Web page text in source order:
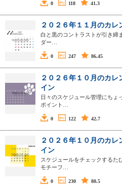
0 118 41.3
２０２６年１１月のカ
白と黒のコントラストが引き締
ダー…
0 247 86.45
２０２６年１０月のカ
イン
日々のスケジュール管理にちょ
ポイント…
0 122 42.7
２０２６年１０月のカ
イン
スケジュールをチェックするた
モチーフ…
0 230 80.5